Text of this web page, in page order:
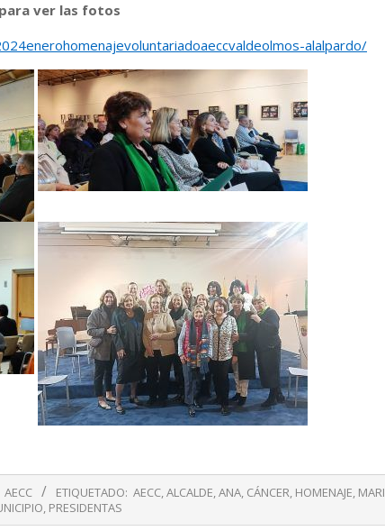
ver las fotos
alalpardo/
AECC ETIQUETADO: AECC,ALCALDE,ANA, CÁNCER, HOMENAJE,
, PRESIDENTAS